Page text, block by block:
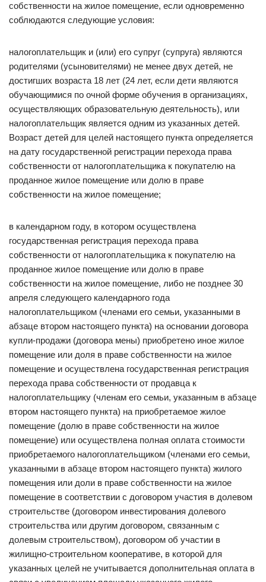
собственности на жилое помещение, если одновременно
соблюдаются следующие условия:
налогоплательщик и (или) его супруг (супруга) являются
родителями (усыновителями) не менее двух детей, не
достигших возраста 18 лет (24 лет, если дети являются
обучающимися по очной форме обучения в организациях,
осуществляющих образовательную деятельность), или
налогоплательщик является одним из указанных детей.
Возраст детей для целей настоящего пункта определяется
на дату государственной регистрации перехода права
собственности от налогоплательщика к покупателю на
проданное жилое помещение или долю в праве
собственности на жилое помещение;
в календарном году, в котором осуществлена
государственная регистрация перехода права
собственности от налогоплательщика к покупателю на
проданное жилое помещение или долю в праве
собственности на жилое помещение, либо не позднее 30
апреля следующего календарного года
налогоплательщиком (членами его семьи, указанными в
абзаце втором настоящего пункта) на основании договора
купли-продажи (договора мены) приобретено иное жилое
помещение или доля в праве собственности на жилое
помещение и осуществлена государственная регистрация
перехода права собственности от продавца к
налогоплательщику (членам его семьи, указанным в абзаце
втором настоящего пункта) на приобретаемое жилое
помещение (долю в праве собственности на жилое
помещение) или осуществлена полная оплата стоимости
приобретаемого налогоплательщиком (членами его семьи,
указанными в абзаце втором настоящего пункта) жилого
помещения или доли в праве собственности на жилое
помещение в соответствии с договором участия в долевом
строительстве (договором инвестирования долевого
строительства или другим договором, связанным с
долевым строительством), договором об участии в
жилищно-строительном кооперативе, в которой для
указанных целей не учитывается дополнительная оплата в